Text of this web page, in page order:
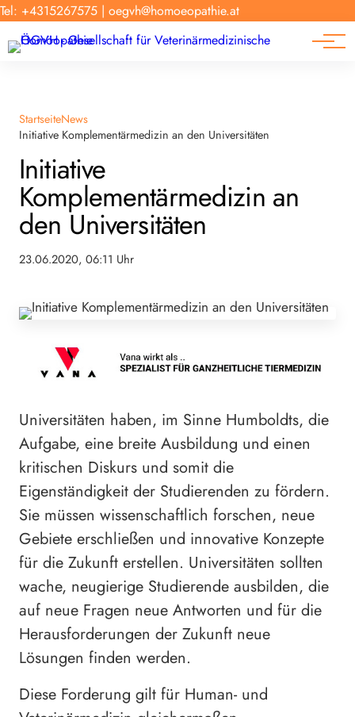
Tel: +4315267575 | oegvh@homoeopathie.at
Tierarzt-Suche
Forschung
News
StartseiteNews
Initiative Komplementärmedizin an den Universitäten
Initiative
Komplementärmedizin an
den Universitäten
23.06.2020, 06:11 Uhr
Universitäten haben, im Sinne Humboldts, die
Aufgabe, eine breite Ausbildung und einen
kritischen Diskurs und somit die
Eigenständigkeit der Studierenden zu fördern.
Sie müssen wissenschaftlich forschen, neue
Gebiete erschließen und innovative Konzepte
für die Zukunft erstellen. Universitäten sollten
wache, neugierige Studierende ausbilden, die
auf neue Fragen neue Antworten und für die
Herausforderungen der Zukunft neue
Lösungen finden werden.
Diese Forderung gilt für Human- und